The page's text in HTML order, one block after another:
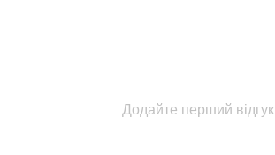
Додайте перший відгук